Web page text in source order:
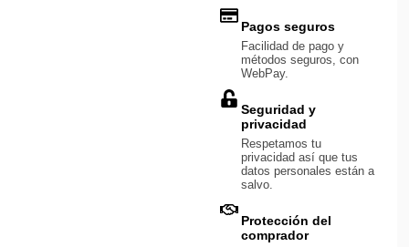
Pagos seguros
Facilidad de pago y
métodos seguros, con
WebPay.
Seguridad y
privacidad
Respetamos tu
privacidad así que tus
datos personales están a
salvo.
Protección del
comprador